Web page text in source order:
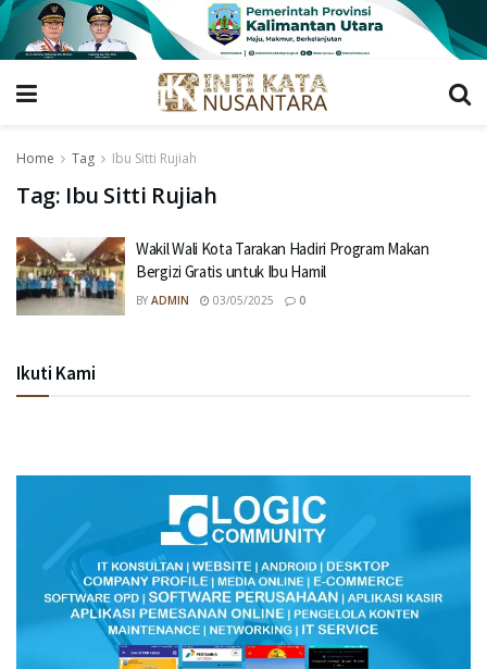
Home Tag Ibu Sitti Rujiah
Tag: Ibu Sitti Rujiah
Wakil Wali Kota Tarakan Hadiri Program Makan
Bergizi Gratis untuk Ibu Hamil
BY ADMIN 03/05/2025 0
Ikuti Kami